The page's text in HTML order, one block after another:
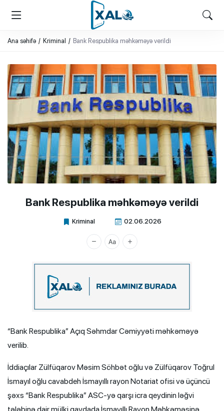
XALQ.ONLINE
ONLAYN PLATFORMA
Ana səhifə Kriminal Bank Respublika məhkəməyə verildi
Bank Respublika məhkəməyə verildi
Kriminal 02.06.2026
Xalq.Online
“Bank Respublika” Açıq Səhmdar Cəmiyyəti məhkəməyə
verilib.
İddiaçılar Zülfüqarov Məsim Söhbət oğlu və Zülfüqarov Toğrul
İsmayıl oğlu cavabdeh İsmayıllı rayon Notariat ofisi və üçüncü
şəxs “Bank Respublika” ASC-yə qarşı icra qeydinin ləğvi